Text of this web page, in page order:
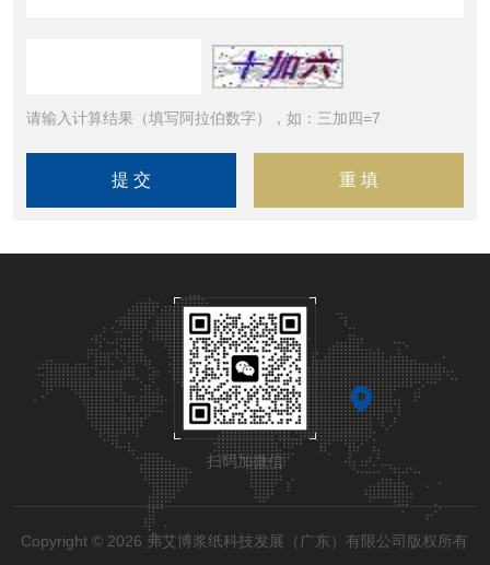
请输入计算结果（填写阿拉伯数字），如：三加四=7
扫码加微信
Copyright © 2026 弗艾博浆纸科技发展（广东）有限公司版权所有